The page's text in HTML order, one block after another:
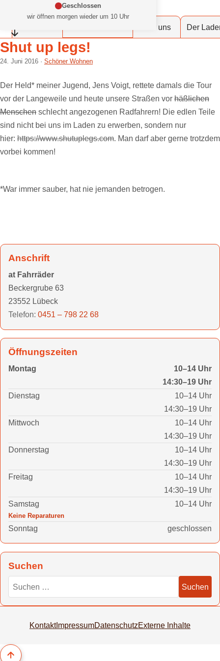
Zum Inhalt springenGeschlossen
wir öffnen morgen wieder um 10 Uhr
Öffnungszeiten einklappen
at Fahrräder Lübeck
Über uns Der
Shut up legs!
24. Juni 2016 Schöner Wohnen
Der Held* meiner Jugend, Jens Voigt, rettete damals die Tour
vor der Langeweile und heute unsere Straßen vor häßlichen
Menschen schlecht angezogenen Radfahrern! Die edlen Teile
sind nicht bei uns im Laden zu erwerben, sondern nur
hier: https://www.shutuplegs.com. Man darf aber gerne trotzdem
vorbei kommen!
*War immer sauber, hat nie jemanden betrogen.
Anschrift
at Fahrräder
Beckergrube 63
23552 Lübeck
Telefon: 0451 – 798 22 68
Öffnungszeiten
Montag
10–14 Uhr
14:30–19 Uhr
Dienstag
10–14 Uhr
14:30–19 Uhr
Mittwoch
10–14 Uhr
14:30–19 Uhr
Donnerstag
10–14 Uhr
14:30–19 Uhr
Freitag
10–14 Uhr
14:30–19 Uhr
Samstag
10–14 Uhr
Keine Reparaturen
Sonntag geschlossen
Suchen
Suchen nach
Suchen
KontaktImpressumDatenschutzExterne Inhalte